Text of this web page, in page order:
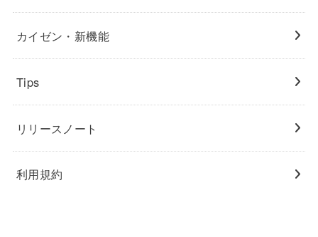
カイゼン・新機能
Tips
リリースノート
利用規約